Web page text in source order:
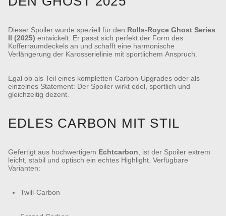
Dieser Spoiler wurde speziell für den Rolls-Royce Ghost Series
II (2025) entwickelt. Er passt sich perfekt der Form des
Kofferraumdeckels an und schafft eine harmonische
Verlängerung der Karosserielinie mit sportlichem Anspruch.
Egal ob als Teil eines kompletten Carbon-Upgrades oder als
einzelnes Statement: Der Spoiler wirkt edel, sportlich und
gleichzeitig dezent.
EDLES CARBON MIT STIL
Gefertigt aus hochwertigem Echtcarbon , ist der Spoiler extrem
leicht, stabil und optisch ein echtes Highlight. Verfügbare
Varianten:
Twill-Carbon